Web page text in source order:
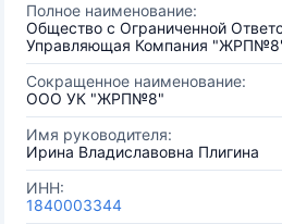
Полное наименование:
Общество с Ограниченной
Управляющая Компания
Сокращенное наименование:
ООО УК "ЖРП№8"
Имя руководителя:
Ирина Владиславовна Плигина
ИНН:
1840003344